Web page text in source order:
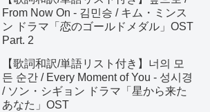
From Now On - 김민승 / キム・ミンス
ン ドラマ「恋のゴールドメダル」OST
Part. 2
【歌詞和訳/単語リスト付き】너의 모
든 순간 / Every Moment of You - 성시경
/ ソン・シギョン ドラマ「星から来た
あなた」OST